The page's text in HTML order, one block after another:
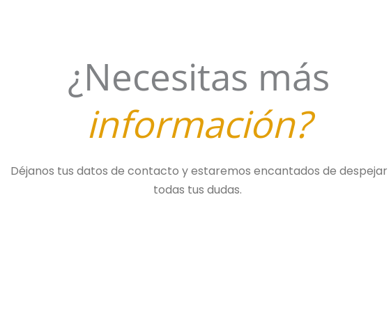
¿Necesitas más
información?
Déjanos tus datos de contacto y estaremos encantados de despejar
todas tus dudas.